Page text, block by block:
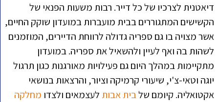
דיאטנית לצרכיו של כל דייר. רבות משעות הפנאי של
הקשישים המתגוררים בבית מועברות במועדון שוקק החיים,
אשר מצויה בו גם ספריה גדולה לרווחת הדיירים, המוזמנים
לשהות בה ואף לעיין ולהשאיל את ספריה. במועדון
מתקיימות במהלך היום גם פעילויות מאורגנות כגון תרגול
יוגה וטאי-צ'י, שיעורי קרמיקה וציור, והרצאות בנושאי
אקטואליה. קיומם שלבית אבות לעצמאים ולצדו מחלקה